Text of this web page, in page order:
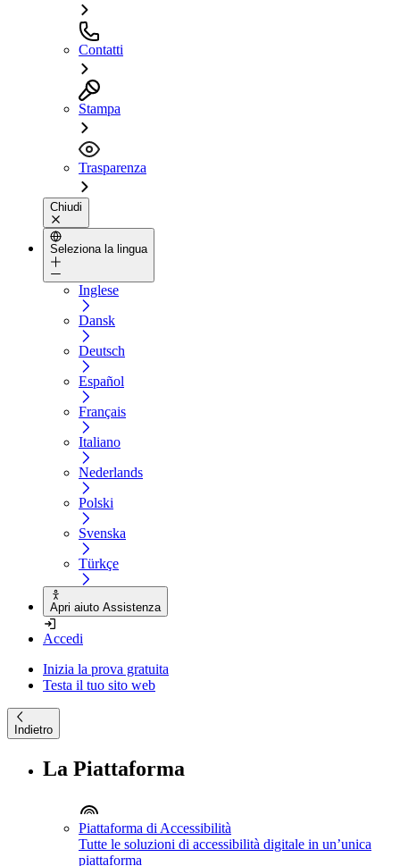
Contatti
Stampa
Trasparenza
Chiudi
Seleziona la lingua
Inglese
Dansk
Deutsch
Español
Français
Italiano
Nederlands
Polski
Svenska
Türkçe
Apri aiuto Assistenza
Accedi
Inizia la prova gratuita
Testa il tuo sito web
Indietro
La Piattaforma
Piattaforma di Accessibilità
Tutte le soluzioni di accessibilità digitale in un’unica
piattaforma